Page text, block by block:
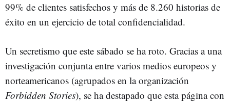
99% de clientes satisfechos y más de 8.260 historias de
éxito en un ejercicio de total confidencialidad.
Un secretismo que este sábado se ha roto. Gracias a una
investigación conjunta entre varios medios europeos y
norteamericanos (agrupados en la organización
Forbidden Stories), se ha destapado que esta página con